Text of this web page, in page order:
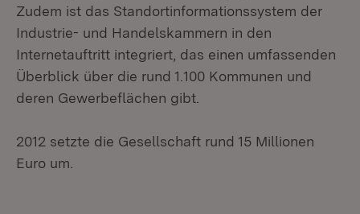
Zudem ist das Standortinformationssystem der
Industrie- und Handelskammern in den
Internetauftritt integriert, das einen umfassenden
Überblick über die rund 1.100 Kommunen und
deren Gewerbeflächen gibt.
2012 setzte die Gesellschaft rund 15 Millionen
Euro um.